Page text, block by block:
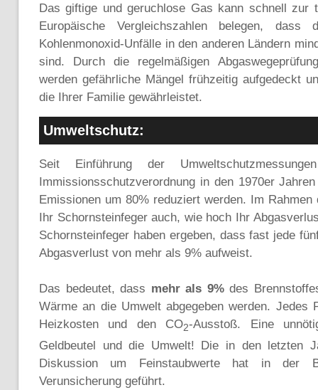
Das giftige und geruchlose Gas kann schnell zur
Europäische Vergleichszahlen belegen,
Kohlenmonoxid-Unfälle in den anderen Ländern
sind. Durch die regelmäßigen
werden gefährliche Mängel frühzeitig aufgedeckt
die Ihrer Familie gewährleistet.
Umweltschutz:
Seit Einführung der
Immissionsschutzverordnung in den 1970er
Emissionen um 80% reduziert werden. Im Rahmen
Ihr Schornsteinfeger auch, wie hoch Ihr
Schornsteinfeger haben ergeben, dass fast jede
Abgasverlust von mehr als 9% aufweist.
Das bedeutet, dass mehr als 9%des
Wärme an die Umwelt abgegeben werden. Jedes
Heizkosten und den CO2-Ausstoß. Eine
Geldbeutel und die Umwelt! Die in den letzten
Diskussion um Feinstaubwerte hat in der
Verunsicherung geführt.